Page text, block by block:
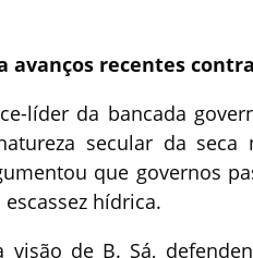
avanços recentes
líder da bancada
secular da
que governos
hídrica.
visão de B. Sá,